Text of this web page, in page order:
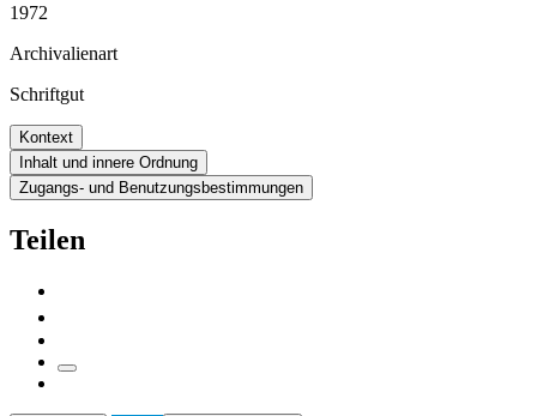
1972
Archivalienart
Schriftgut
Kontext
Inhalt und innere Ordnung
Zugangs- und Benutzungsbestimmungen
Teilen